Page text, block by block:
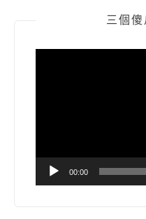
三個
00:00